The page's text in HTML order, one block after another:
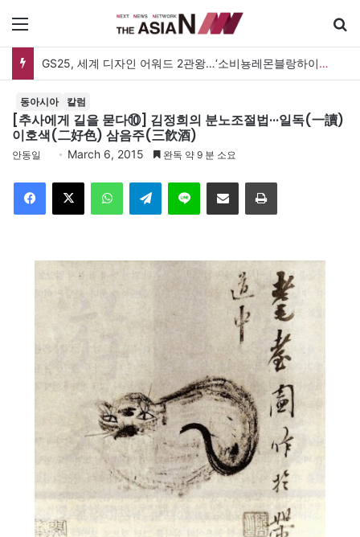
GS25, 세계 디자인 어워드 2관왕…‘소비뇽레몬블랑하이볼’ 디자인 경쟁력 인정
동아시아 칼럼
[추사에게 길을 묻다⑩] 김정희의 분노조절법···일독(一讀)
이호색(二好色) 삼음주(三飮酒)
안동일 March 6, 2015 완독 약 9 분 소요
Telegram 이메일